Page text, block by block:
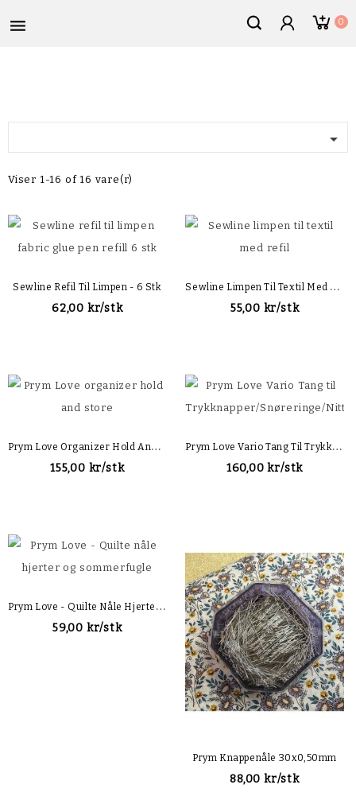
 0

Viser 1-16 of 16 vare(r)
Sewline Refil Til Limpen - 6 Stk
62,00 kr/stk
S
Ewline Limpen Til Textil Med Refil
55,00 kr/stk
P
Rym Love Organizer Hold And Store
155,00 kr/stk
P
Rym Love Vario Tang Til Trykknapper/Snøreringe/Nitter
160,00 kr/stk
P
Rym Love - Quilte Nåle Hjerter Og Sommerfugle
59,00 kr/stk
Prym Knappenåle 30x0,50mm
88,00 kr/stk